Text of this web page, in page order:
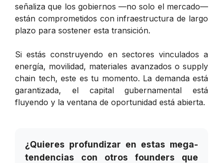
señaliza que los gobiernos —no solo el mercado—
están comprometidos con infraestructura de largo
plazo para sostener esta transición.
Si estás construyendo en sectores vinculados a
energía, movilidad, materiales avanzados o supply
chain tech, este es tu momento. La demanda está
garantizada, el capital gubernamental está
fluyendo y la ventana de oportunidad está abierta.
¿Quieres profundizar en estas mega-
tendencias con otros founders que